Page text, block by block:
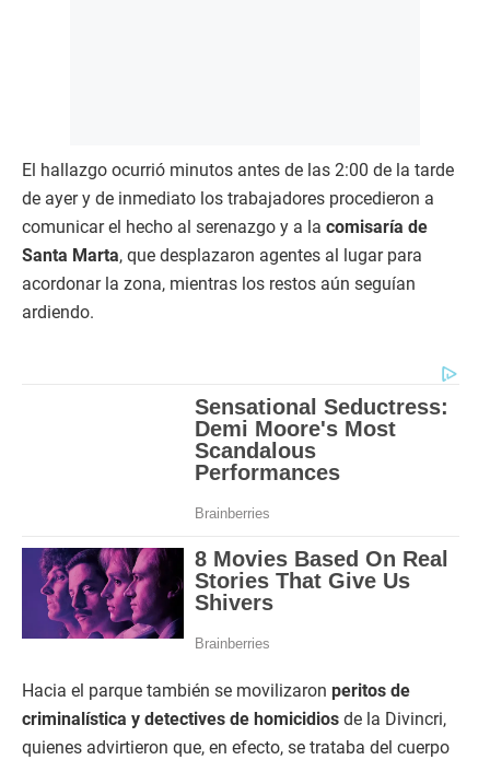
El hallazgo ocurrió minutos antes de las 2:00 de la tarde
de ayer y de inmediato los trabajadores procedieron a
comunicar el hecho al serenazgo y a la comisaría de
Santa Marta, que desplazaron agentes al lugar para
acordonar la zona, mientras los restos aún seguían
ardiendo.
Hacia el parque también se movilizaron peritos de
criminalística y detectives de homicidios de la Divincri,
quienes advirtieron que, en efecto, se trataba del cuerpo